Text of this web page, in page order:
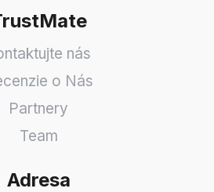
nás
o Nás
Partnery
Team
Adresa